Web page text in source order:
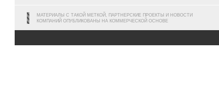
МАТЕРИАЛЫ С ТАКОЙ МЕТКОЙ, ПАРТНЕРСКИЕ ПРОЕКТЫ И НОВОСТИ
КОМПАНИЙ ОПУБЛИКОВАНЫ НА КОММЕРЧЕСКОЙ ОСНОВЕ